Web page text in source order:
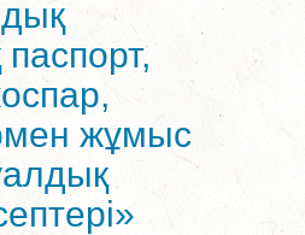
жұмыс